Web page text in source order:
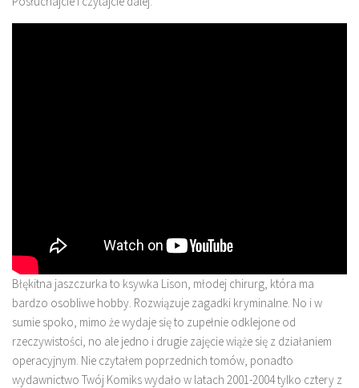
Błękitna jaszczurka to ksywka Lison, młodej chirurg, która ma
bardzo osobliwe hobby. Rozwiązuje zagadki kryminalne. No i w
sumie spoko, mimo że wydaje się to zupełnie odklejone od
rzeczywistości, no ale jedno i drugie zajęcie wiąże się z działaniem
operacyjnym. Nie czytałem poprzednich tomów, ponadto
wydawnictwo Twój Komiks wydało w latach 2001-2004 tylko cztery z